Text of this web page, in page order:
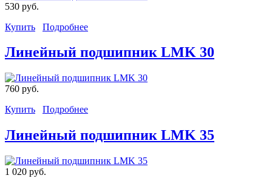
530 руб.
Купить
Подробнее
Линейный подшипник LMK 30
760 руб.
Купить
Подробнее
Линейный подшипник LMK 35
1 020 руб.